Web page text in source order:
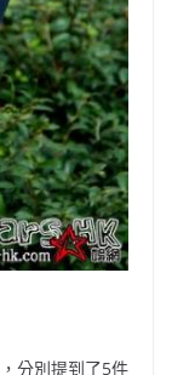
分別提到了5件